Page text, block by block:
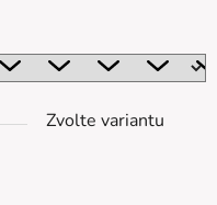
Zvolte variantu